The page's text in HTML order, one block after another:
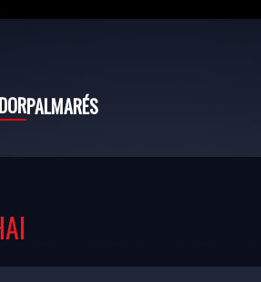
PALMARÉS